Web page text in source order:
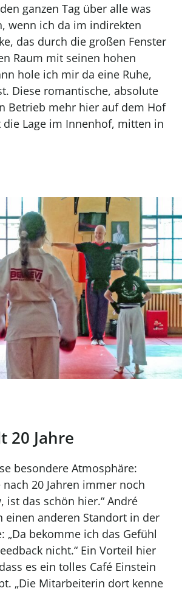
ganzen Tag über alle was
wenn ich da im indirekten
das durch die großen Fenster
Raum mit seinen hohen
hole ich mir da eine Ruhe,
Diese romantische, absolute
Betrieb mehr hier auf dem Hof
die Lage im Innenhof, mitten in
20 Jahre
besondere Atmosphäre:
nach 20 Jahren immer noch
ist das schön hier.“ André
einen anderen Standort in der
„Da bekomme ich das Gefühl
nicht.“ Ein Vorteil hier
es ein tolles Café Einstein
„Die Mitarbeiterin dort kenne